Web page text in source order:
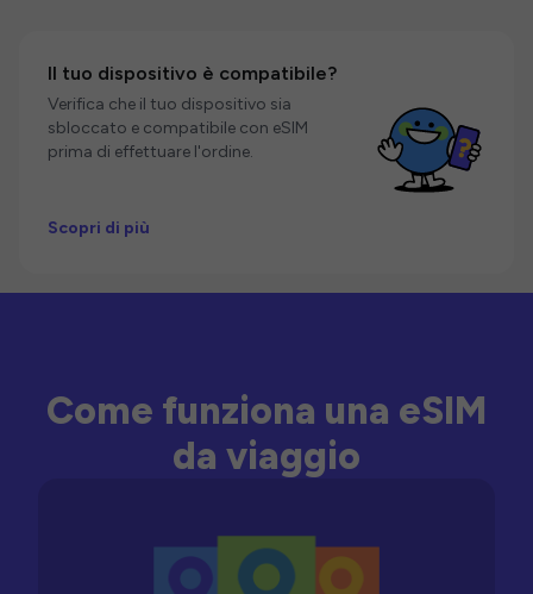
Il tuo dispositivo è compatibile?
Verifica che il tuo dispositivo sia
sbloccato e compatibile con eSIM
prima di effettuare l'ordine.
Scopri di più
Come funziona una eSIM
da viaggio